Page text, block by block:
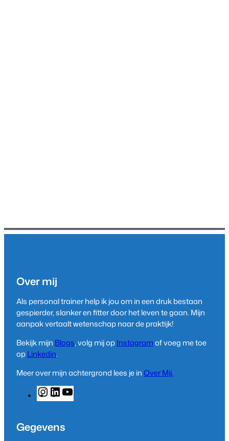
Over mij
Als personal trainer help ik jou om in een druk bestaan
gespierder, slanker en fitter door het leven te gaan. Mijn
aanpak vertaalt wetenschap naar de praktijk!
Bekijk mijn Blogs, volg mij opInstagramof voeg me toe
opLinkedin.
Meer over mijn achtergrond lees je inOver Mij.
n
t
L
i
k
o
Gegevens